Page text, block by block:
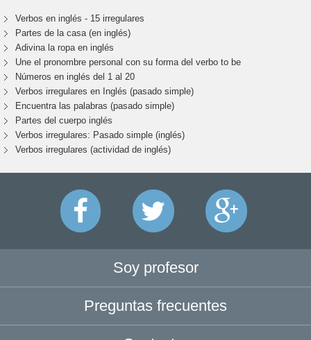
Verbos en inglés - 15 irregulares
Partes de la casa (en inglés)
Adivina la ropa en inglés
Une el pronombre personal con su forma del verbo to be
Números en inglés del 1 al 20
Verbos irregulares en Inglés (pasado simple)
Encuentra las palabras (pasado simple)
Partes del cuerpo inglés
Verbos irregulares: Pasado simple (inglés)
Verbos irregulares (actividad de inglés)
Soy profesor
Preguntas frecuentes